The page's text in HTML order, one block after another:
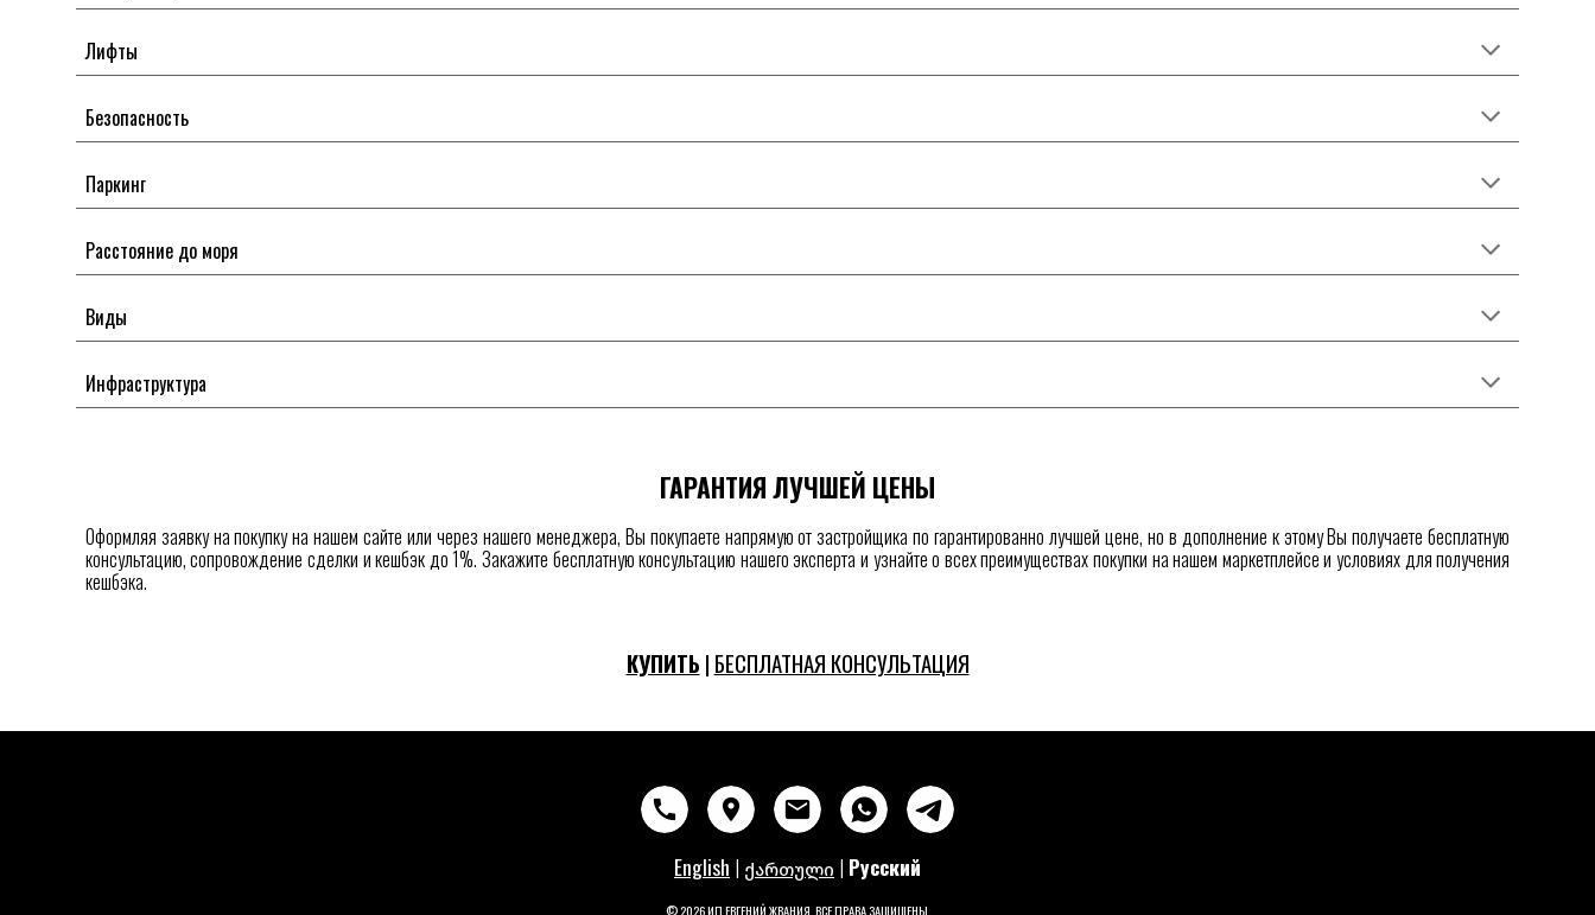
Лифты
Безопасность
Паркинг
Расстояние до моря
Виды
Инфраструктура
ГАРАНТИЯ ЛУЧШЕЙ ЦЕНЫ
Оформляя заявку на покупку на нашем сайте или через нашего менеджера, Вы покупаете напрямую от застройщика по гарантированно лучшей цене, но в дополнение к этому Вы получаете бесплатную
консультацию, сопровождение сделки и кешбэк до 1%. Закажите бесплатную консультацию нашего эксперта и узнайте о всех преимуществах покупки на нашем маркетплейсеи условиях для получения
кешбэка.
КУПИТЬ | БЕСПЛАТНАЯ КОНСУЛЬТАЦИЯ
English | ქართული | Русский
© 2026 ИП ЕВГЕНИЙ ЖВАНИЯ . ВСЕ ПРАВА ЗАЩИЩЕНЫ